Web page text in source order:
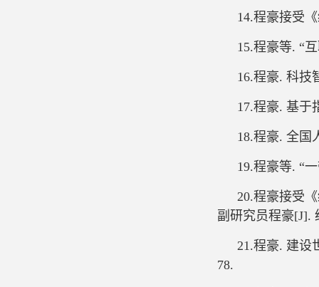
14.程豪接受
15.程豪等. “
16.程豪. 科技
17.程豪. 基于
18.程豪. 全国
19.程豪等. “
20.程豪接受
副研究员程豪[J].
21.程豪. 建设
78.